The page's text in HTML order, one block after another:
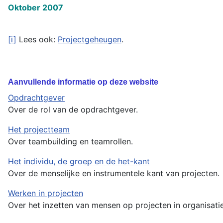
Oktober 2007
[i] Lees ook: Projectgeheugen.
Aanvullende informatie op deze website
Opdrachtgever
Over de rol van de opdrachtgever.
Het projectteam
Over teambuilding en teamrollen.
Het individu, de groep en de het-kant
Over de menselijke en instrumentele kant van projecten.
Werken in projecten
Over het inzetten van mensen op projecten in